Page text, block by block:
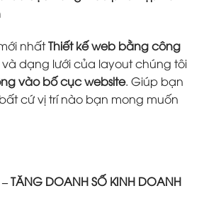
nhấtThiết kế web bằng công
và dạng lưới của layout chúng tôi
vào bố cục website. Giúp bạn
cứ vị trí nào bạn mong muốn
TĂNG DOANH SỐ KINH DOANH